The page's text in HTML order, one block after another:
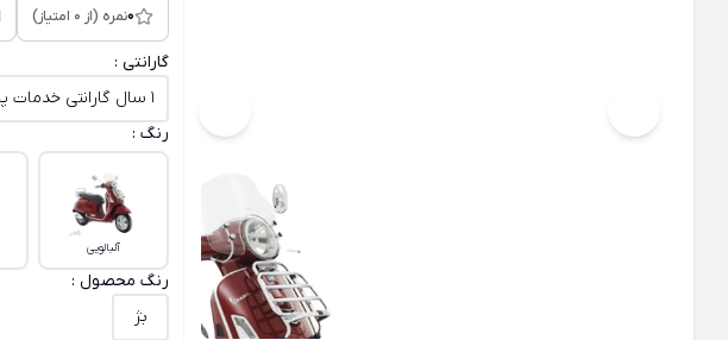
0نمره (از 0 امتیاز)
گارانتی :
1 سال ﮔﺎراﻧﺘﯽ ﺧﺪﻣﺎت ﭘﺲ از ﻓﺮوش
رنگ :
آلبالویی
رنگ محصول :
بژ